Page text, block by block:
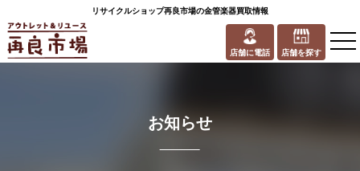
リサイクルショップ再良市場の金管楽器買取情報
店舗に電話 店舗を探す
お知らせ